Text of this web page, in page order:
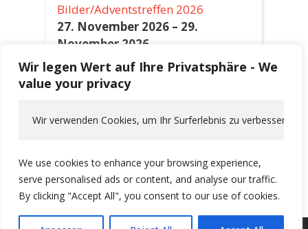
Wir legen Wert auf Ihre Privatsphäre - We
value your privacy
Wir verwenden Cookies, um Ihr Surferlebnis zu verbessern,
We use cookies to enhance your browsing experience,
serve personalised ads or content, and analyse our traffic.
By clicking "Accept All", you consent to our use of cookies.
Bilder/Adventstreffen 2026
27. November 2026 – 29.
November 2026
Himmelfahrt 2027
10. Juni 2027
19. Juni 2027